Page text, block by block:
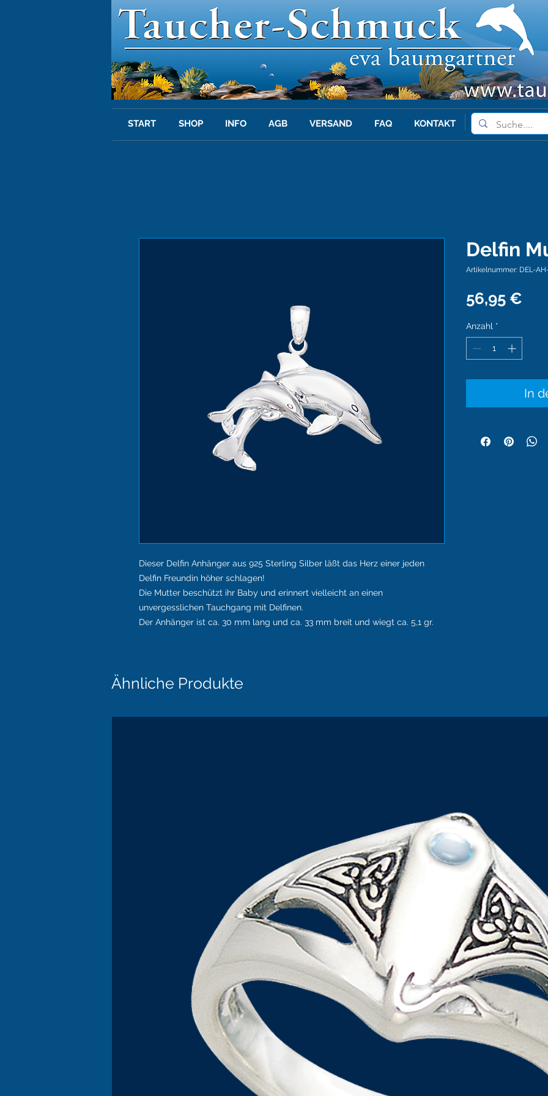
START SHOP INFO AGB VERSAND FAQ KONTAKT
Dieser Delfin Anhänger aus 925 Sterling Silber läßt das Herz einer jeden
Delfin Freundin höher schlagen!
Die Mutter beschützt ihr Baby und erinnert vielleicht an einen
unvergesslichen Tauchgang mit Delfinen.
Der Anhänger ist ca. 30 mm lang und ca. 33 mm breit und wiegt ca. 5,1 gr.
Delfin
Artikelnummer: DEL-
56,95 €
Anzahl *
In
Ähnliche Produkte